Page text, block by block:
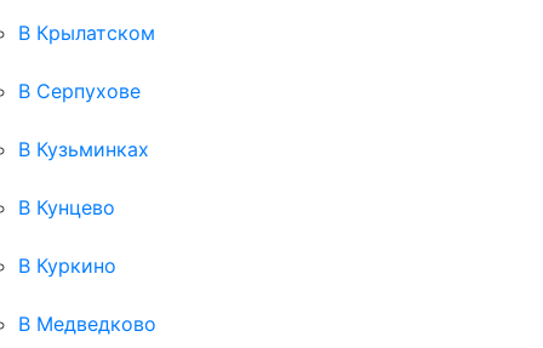
В Крылатском
В Серпухове
В Кузьминках
В Кунцево
В Куркино
В Медведково